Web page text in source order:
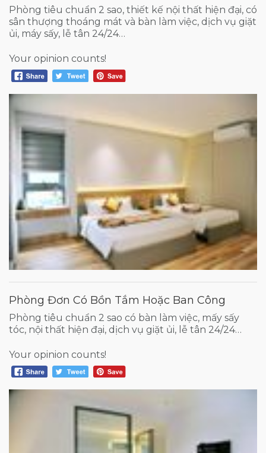
Phòng tiêu chuẩn 2 sao, thiết kế nội thất hiện đại, có
sân thượng thoáng mát và bàn làm việc, dịch vụ giặt
ủi, máy sấy, lễ tân 24/24…
Your opinion counts!
Phòng Đơn Có Bồn Tắm Hoặc Ban Công
Phòng tiêu chuẩn 2 sao có bàn làm việc, mấy sấy
tóc, nội thất hiện đại, dịch vụ giặt ủi, lễ tân 24/24…
Your opinion counts!